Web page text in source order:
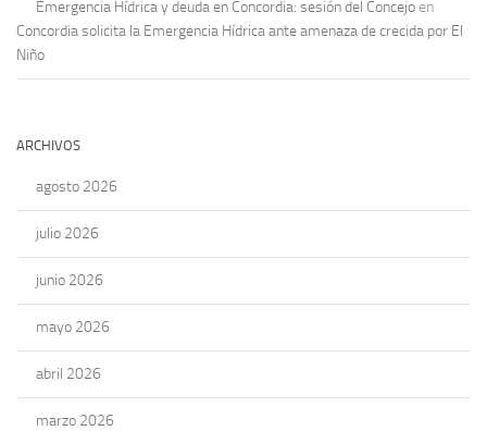
Emergencia Hídrica y deuda en Concordia: sesión del Concejo en
Concordia solicita la Emergencia Hídrica ante amenaza de crecida por El
Niño
ARCHIVOS
agosto 2026
julio 2026
junio 2026
mayo 2026
abril 2026
marzo 2026